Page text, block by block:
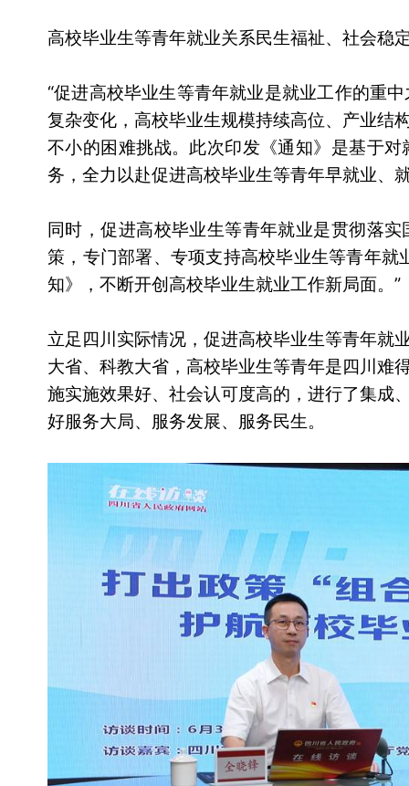
高校毕业生等青年就业关系民生福祉、社会稳
“促进高校毕业生等青年就业是就业工作的重
复杂变化，高校毕业生规模持续高位、产业结
不小的困难挑战。此次印发《通知》是基于
务，全力以赴促进高校毕业生等青年早就业、
同时，促进高校毕业生等青年就业是贯彻落
策，专门部署、专项支持高校毕业生等青年
知》，不断开创高校毕业生就业工作新局面。”
立足四川实际情况，促进高校毕业生等青年就
大省、科教大省，高校毕业生等青年是四川难
施实施效果好、社会认可度高的，进行了集成
好服务大局、服务发展、服务民生。